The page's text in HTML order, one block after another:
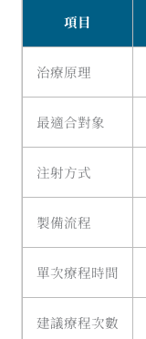
項目
治療原理
最適合對象
注射方式
製備流程
單次療程時間
建議療程次數